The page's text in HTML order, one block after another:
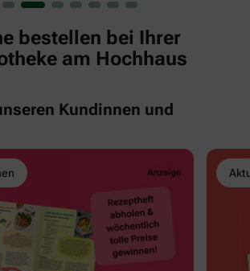
bestellen bei Ihrer
am Hochhaus
Kundinnen und